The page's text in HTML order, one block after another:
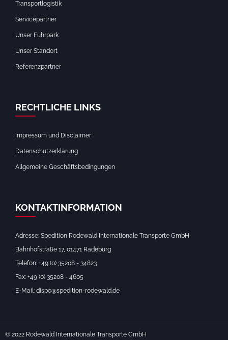
Transportlogistik
Servicepartner
Unser Fuhrpark
Unser Standort
Referenzpartner
RECHTLICHE LINKS
Impressum und Disclaimer
Datenschutzerklärung
Allgemeine Geschäftsbedingungen
KONTAKTINFORMATION
Adresse: Spedition Rodewald Internationale Transporte GmbH
Bahnhofstraße 17, 01471 Radeburg
Telefon: +49 (0) 35208 - 34823
Fax: +49 (0) 35208 - 4605
E-Mail: dispo@spedition-rodewald.de
© 2022 Rodewald Internationale Transporte GmbH